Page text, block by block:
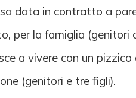
data in contratto a
per la famiglia (genitori
a vivere con un pizzico
(genitori e tre figli).